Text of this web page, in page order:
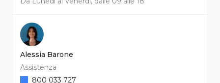
Alessia Barone
Assistenza
800 033 727